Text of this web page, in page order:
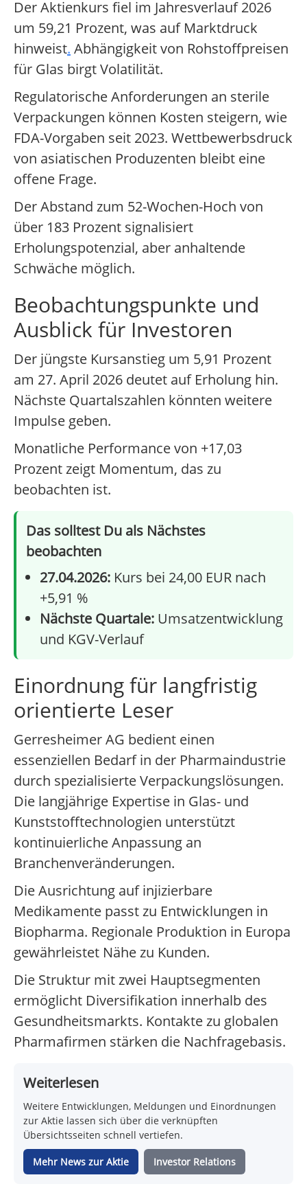
Der Aktienkurs fiel im Jahresverlauf 2026
um 59,21 Prozent, was auf Marktdruck
hinweist. Abhängigkeit von Rohstoffpreisen
für Glas birgt Volatilität.
Regulatorische Anforderungen an sterile
Verpackungen können Kosten steigern, wie
FDA-Vorgaben seit 2023. Wettbewerbsdruck
von asiatischen Produzenten bleibt eine
offene Frage.
Der Abstand zum 52-Wochen-Hoch von
über 183 Prozent signalisiert
Erholungspotenzial, aber anhaltende
Schwäche möglich.
Beobachtungspunkte und
Ausblick für Investoren
Der jüngste Kursanstieg um 5,91 Prozent
am 27. April 2026 deutet auf Erholung hin.
Nächste Quartalszahlen könnten weitere
Impulse geben.
Monatliche Performance von +17,03
Prozent zeigt Momentum, das zu
beobachten ist.
Das solltest Du als Nächstes
beobachten
27.04.2026: Kurs bei 24,00 EUR nach
+5,91 %
Nächste Quartale: Umsatzentwicklung
und KGV-Verlauf
Einordnung für langfristig
orientierte Leser
Gerresheimer AG bedient einen
essenziellen Bedarf in der Pharmaindustrie
durch spezialisierte Verpackungslösungen.
Die langjährige Expertise in Glas- und
Kunststofftechnologien unterstützt
kontinuierliche Anpassung an
Branchenveränderungen.
Die Ausrichtung auf injizierbare
Medikamente passt zu Entwicklungen in
Biopharma. Regionale Produktion in Europa
gewährleistet Nähe zu Kunden.
Die Struktur mit zwei Hauptsegmenten
ermöglicht Diversifikation innerhalb des
Gesundheitsmarkts. Kontakte zu globalen
Pharmafirmen stärken die Nachfragebasis.
Weiterlesen
Weitere Entwicklungen, Meldungen und Einordnungen
zur Aktie lassen sich über die verknüpften
Übersichtsseiten schnell vertiefen.
Mehr News zur Aktie Investor Relations